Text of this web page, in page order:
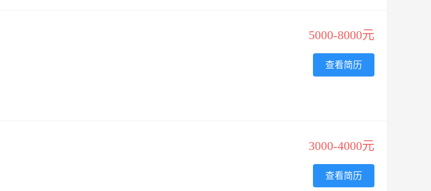
5000-8000元
查看简历
3000-4000元
查看简历